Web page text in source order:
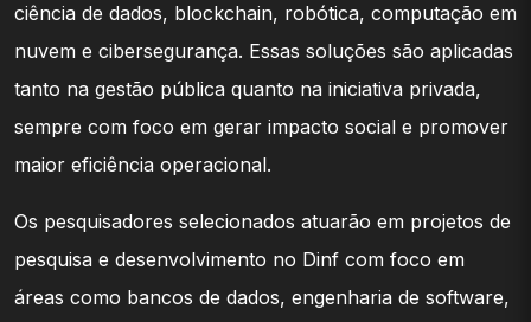
ciência de dados, blockchain, robótica, computação em
nuvem e cibersegurança. Essas soluções são aplicadas
tanto na gestão pública quanto na iniciativa privada,
sempre com foco em gerar impacto social e promover
maior eficiência operacional.
Os pesquisadores selecionados atuarão em projetos de
pesquisa e desenvolvimento no Dinf com foco em
áreas como bancos de dados, engenharia de software,